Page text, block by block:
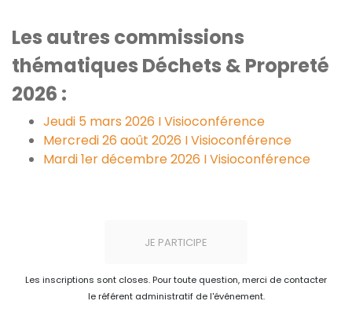
Les autres commissions
thématiques Déchets & Propreté
2026 :
Jeudi 5 mars 2026 I Visioconférence
Mercredi 26 août 2026 I Visioconférence
Mardi 1er décembre 2026 I Visioconférence
JE PARTICIPE
Les inscriptions sont closes. Pour toute question, merci de contacter
le référent administratif de l'événement.